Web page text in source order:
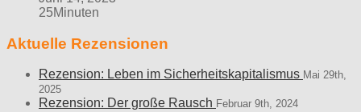
25Minuten
Aktuelle Rezensionen
Rezension: Leben im Sicherheitskapitalismus Mai 29th,
2025
Rezension: Der große Rausch Februar 9th, 2024